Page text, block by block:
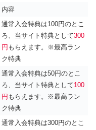
内容
通常入会特典は100円のとこ
ろ、当サイト特典として300
円 もらえます。※最高ラン
ク特典
通常入会特典は50円のとこ
ろ、当サイト特典として100
円 もらえます。※最高ラン
ク特典
通常入会特典は300円のとこ